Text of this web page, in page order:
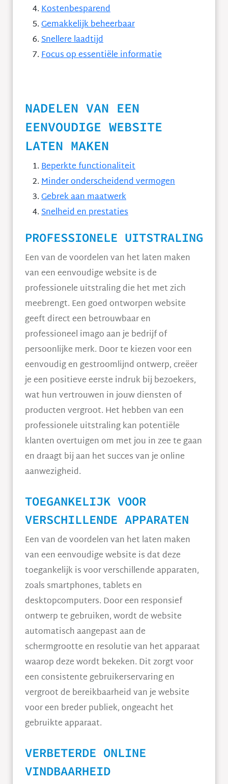
Kostenbesparend
Gemakkelijk beheerbaar
Snellere laadtijd
Focus op essentiële informatie
NADELEN VAN EEN
EENVOUDIGE WEBSITE
LATEN MAKEN
Beperkte functionaliteit
Minder onderscheidend vermogen
Gebrek aan maatwerk
Snelheid en prestaties
PROFESSIONELE UITSTRALING
Een van de voordelen van het laten maken
van een eenvoudige website is de
professionele uitstraling die het met zich
meebrengt. Een goed ontworpen website
geeft direct een betrouwbaar en
professioneel imago aan je bedrijf of
persoonlijke merk. Door te kiezen voor een
eenvoudig en gestroomlijnd ontwerp, creëer
je een positieve eerste indruk bij bezoekers,
wat hun vertrouwen in jouw diensten of
producten vergroot. Het hebben van een
professionele uitstraling kan potentiële
klanten overtuigen om met jou in zee te gaan
en draagt bij aan het succes van je online
aanwezigheid.
TOEGANKELIJK VOOR
VERSCHILLENDE APPARATEN
Een van de voordelen van het laten maken
van een eenvoudige website is dat deze
toegankelijk is voor verschillende apparaten,
zoals smartphones, tablets en
desktopcomputers. Door een responsief
ontwerp te gebruiken, wordt de website
automatisch aangepast aan de
schermgrootte en resolutie van het apparaat
waarop deze wordt bekeken. Dit zorgt voor
een consistente gebruikerservaring en
vergroot de bereikbaarheid van je website
voor een breder publiek, ongeacht het
gebruikte apparaat.
VERBETERDE ONLINE
VINDBAARHEID